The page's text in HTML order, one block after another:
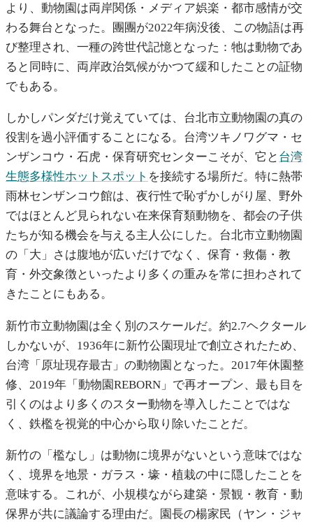
より、動物園は両岸関係・メディア娯楽・都市感情が交
わる舞台となった。團團が2022年病没後、この物語は再
び整理され、一種の跨世代記憶となった：牠は動物であ
ると同時に、両岸政治気候がかつて緩和したことの証物
でもある。
しかしパンダだけ覚えていては、台北市立動物園の真の
役割を過小評価することになる。台湾ツキノワグマ・セ
ンザンコウ・石虎・保育研究センターこそが、它と 台湾
生態多様性ホットスポット を接続する場所だ。特に熱帯
雨林センザンコウ館は、夜行性で恥ずかしがり屋、野外
ではほとんど見られない在来保育類動物を、都会の子供
たちが知る機会を与える主人公にした。台北市立動物園
の「大」さは腹地が広いだけでなく、保育・救傷・教
育・外交象徴といったより多くの重みを常に担わされて
きたことにもある。
新竹市立動物園は全く別のスケールだ。約2.7ヘクタール
しかないが、1936年に新竹公園現址で創立されたため、
台湾「原址現存最古」の動物園となった。2017年休園整
修、2019年「動物園REBORN」で再オープン、最も目を
引くのはより多くのスター動物を導入したことではな
く、鉄檻を視覚的中心から取り除いたことだ。
新竹の「檻なし」は動物に境界がないという意味ではな
く、境界を地景・ガラス・壕・植栽の中に隠したことを
意味する。これが、小規模ながら建築・景観・教育・動
保界が共に議論する理由だ。園長の楊家民（ヤン・ジャ